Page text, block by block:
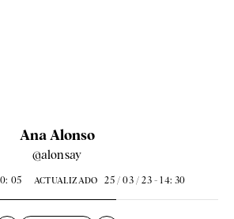
Ana Alonso
@alonsay
05 ACTUALIZADO 25 / 03 / 23 - 14: 30